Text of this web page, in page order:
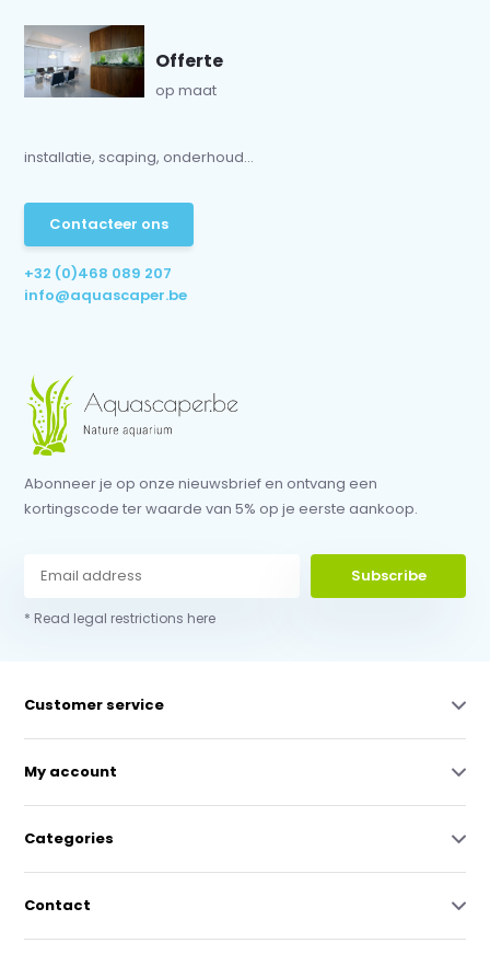
Offerte
op maat
installatie, scaping, onderhoud...
Contacteer ons
+32 (0)468 089 207
info@aquascaper.be
Abonneer je op onze nieuwsbrief en ontvang een
kortingscode ter waarde van 5% op je eerste aankoop.
Subscribe
* Read legal restrictions here
Customer service
My account
Categories
Contact